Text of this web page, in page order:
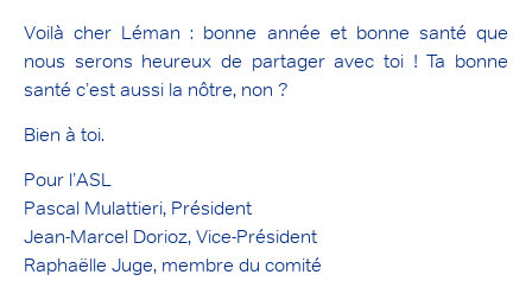
Voilà cher Léman : bonne année et bonne santé que
nous serons heureux de partager avec toi ! Ta bonne
santé c’est aussi la nôtre, non ?
Bien à toi.
Pour l’ASL
Pascal Mulattieri, Président
Jean-Marcel Dorioz, Vice-Président
Raphaëlle Juge, membre du comité